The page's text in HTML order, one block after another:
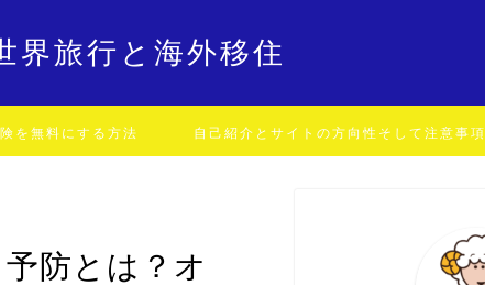
界旅行と海外移住
を無料にする方法 自己紹介とサイトの方向性そして注意事項
防とは？オ